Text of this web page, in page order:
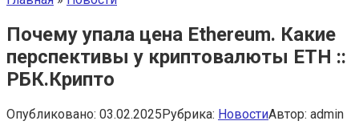
Почему упала цена Ethereum. Какие
перспективы у криптовалюты ETH ::
РБК.Крипто
Опубликовано: 03.02.2025Рубрика: НовостиАвтор: admin